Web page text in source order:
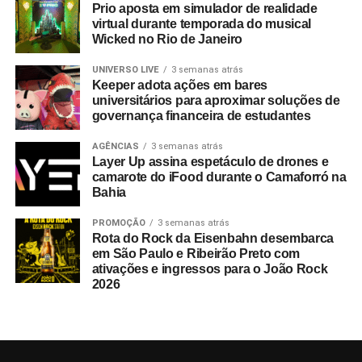
Prio aposta em simulador de realidade
virtual durante temporada do musical
Wicked no Rio de Janeiro
UNIVERSO LIVE 3 semanas atrás
Keeper adota ações em bares
universitários para aproximar soluções de
governança financeira de estudantes
AGÊNCIAS 3 semanas atrás
Layer Up assina espetáculo de drones e
camarote do iFood durante o Camaforró na
Bahia
PROMOÇÃO 3 semanas atrás
Rota do Rock da Eisenbahn desembarca
em São Paulo e Ribeirão Preto com
ativações e ingressos para o João Rock
2026